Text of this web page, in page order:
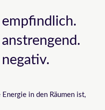
in den Räumen ist,